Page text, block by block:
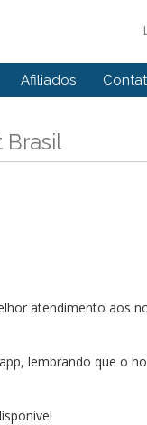
Afiliados
Brasil
atendimento aos
lembrando que o